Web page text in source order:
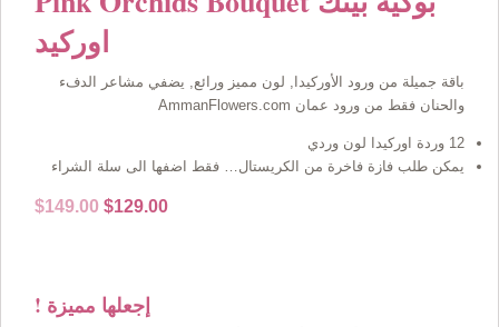
اوركيد
باقة جميلة من ورود الأوركيدا, لون مميز ورائع, يضفي مشاعر الدفء
والحنان فقط من ورود عمان AmmanFlowers.com
12 وردة اوركيدا لون وردي
يمكن طلب فازة فاخرة من الكريستال… فقط اضفها الى سلة الشراء
$149.00 Original
$129.00Current
! إجعلها مميزة